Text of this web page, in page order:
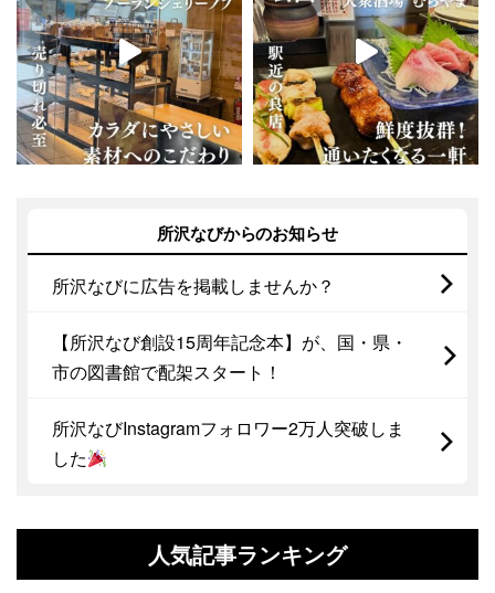
所沢なびからのお知らせ
所沢なびに広告を掲載しませんか？
【所沢なび創設15周年記念本】が、国・県・
市の図書館で配架スタート！
所沢なびInstagramフォロワー2万人突破しま
した
人気記事ランキング